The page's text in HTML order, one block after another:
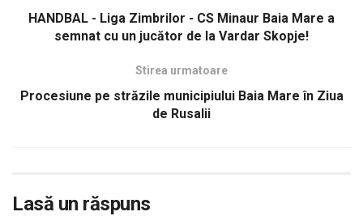
HANDBAL - Liga Zimbrilor - CS Minaur Baia Mare a
semnat cu un jucător de la Vardar Skopje!
Stirea urmatoare
Procesiune pe străzile municipiului Baia Mare în Ziua
de Rusalii
Lasă un răspuns